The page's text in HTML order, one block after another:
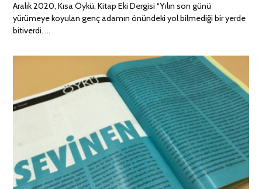
Aralık 2020, Kısa Öykü, Kitap Eki Dergisi “Yılın son günü
yürümeye koyulan genç adamın önündeki yol bilmediği bir yerde
bitiverdi. …